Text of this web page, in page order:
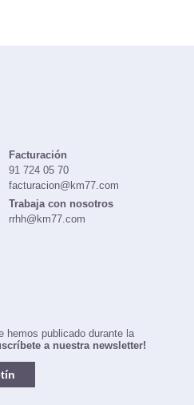
Facturación
91 724 05 70
facturacion@km77.com
Trabaja con nosotros
rrhh@km77.com
hemos publicado durante la
a nuestra newsletter!